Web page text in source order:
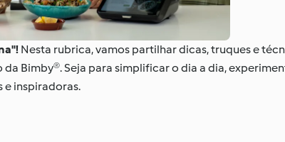
Nesta rubrica, vamos partilhar dicas, truques e
Bimby®. Seja para simplificar o dia a dia,
e inspiradoras.